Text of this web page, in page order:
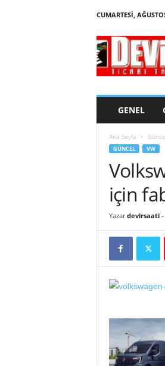
CUMARTESI,
e
v
i
r
GENEL
Ana Sayfa
GÜNCEL VW
için
Yazar devirsaati-